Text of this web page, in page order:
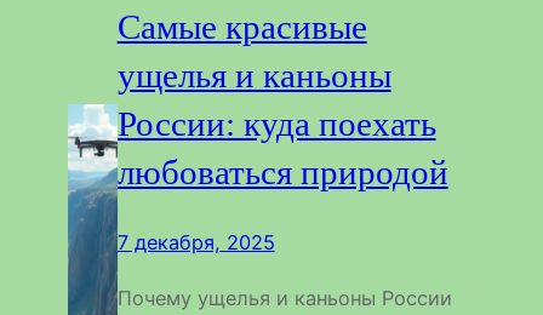
Самые красивые
ущелья и каньоны
России: куда поехать
любоваться природой
7 декабря, 2025
Почему ущелья и каньоны России